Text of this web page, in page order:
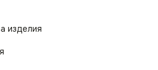
изделия